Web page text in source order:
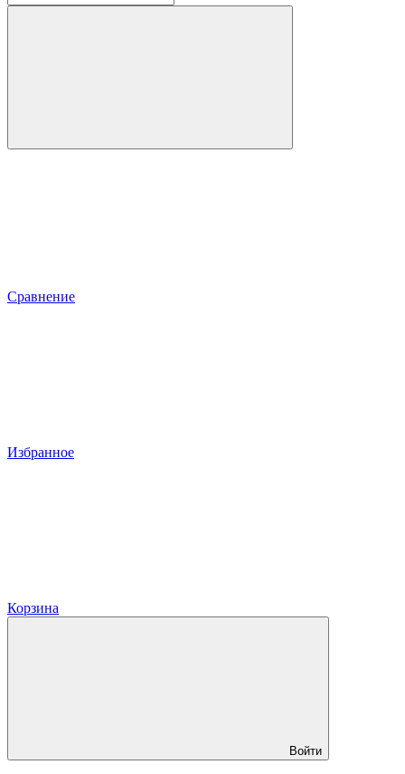
Сравнение
Избранное
Корзина
Войти